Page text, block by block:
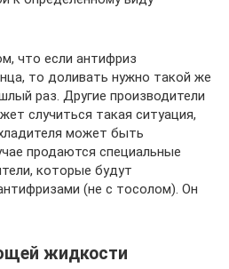
что если антифриз
то доливать нужно такой же
раз. Другие производители
случиться такая ситуация,
может быть
продаются специальные
которые будут
(не с тосолом). Он
жидкости